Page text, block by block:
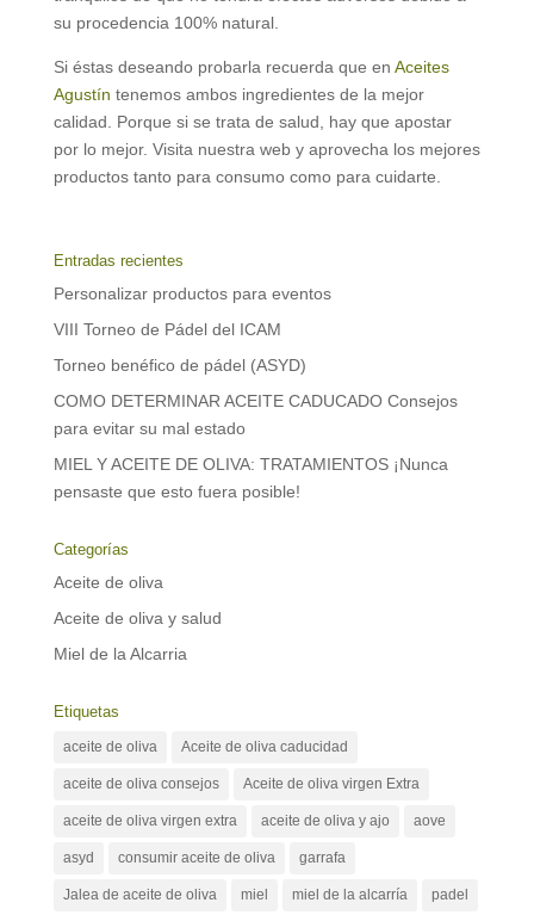
su procedencia 100% natural.
Si éstas deseando probarla recuerda que en Aceites
Agustín tenemos ambos ingredientes de la mejor
calidad. Porque si se trata de salud, hay que apostar
por lo mejor. Visita nuestra web y aprovecha los mejores
productos tanto para consumo como para cuidarte.
Entradas recientes
Personalizar productos para eventos
VIII Torneo de Pádel del ICAM
Torneo benéfico de pádel (ASYD)
COMO DETERMINAR ACEITE CADUCADO Consejos
para evitar su mal estado
MIEL Y ACEITE DE OLIVA: TRATAMIENTOS ¡Nunca
pensaste que esto fuera posible!
Categorías
Aceite de oliva
Aceite de oliva y salud
Miel de la Alcarria
Etiquetas
aceite de oliva Aceite de oliva caducidad
aceite de oliva consejos Aceite de oliva virgen Extra
aceite de oliva virgen extra aceite de oliva y ajo aove
asyd consumir aceite de oliva garrafa
Jalea de aceite de oliva miel miel de la alcarría padel